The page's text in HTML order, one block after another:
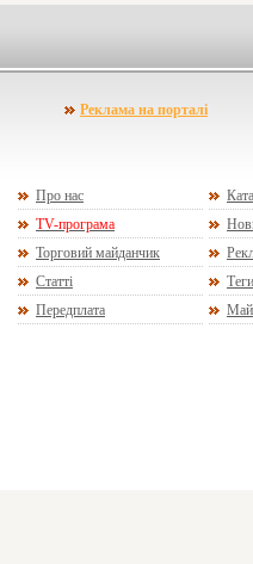
Реклама на порталі
Про нас
TV-програма
Торговий майданчик
Статті
Теги
Передплата